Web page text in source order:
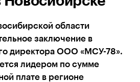
области
заключение в
директора ООО «МСУ-78».
лидером по сумме
плате в регионе